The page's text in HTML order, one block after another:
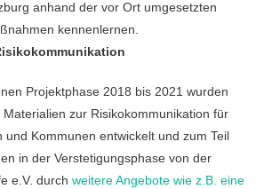
anhand der vor Ort umgesetzten
kennenlernen.
Projektphase 2018 bis 2021 wurden
zur Risikokommunikation für
und Kommunen entwickelt und zum Teil
in der Verstetigungsphase von der
e.V. durch weitere Angebote wie z.B. eine